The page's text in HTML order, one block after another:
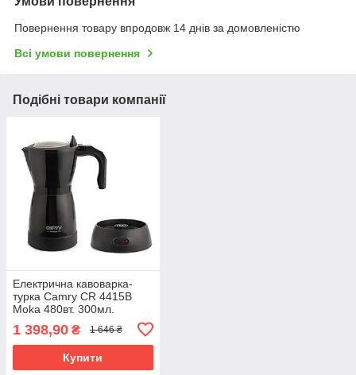
Повернення товару впродовж 14 днів за домовленістю
Всі умови повернення
Подібні товари компанії
Електрична кавоварка-
турка Camry CR 4415B
Moka 480вт. 300мл.
Автовідключення, Чорна
1 398,90 ₴ 1 646 ₴
Купити